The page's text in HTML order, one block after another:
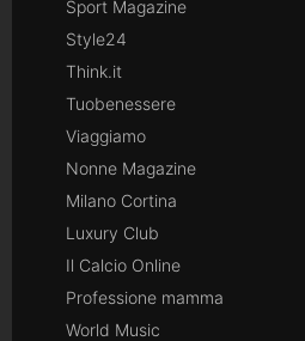
Sport Magazine
Style24
Think.it
Tuobenessere
Viaggiamo
Nonne Magazine
Milano Cortina
Luxury Club
Il Calcio Online
Professione mamma
World Music